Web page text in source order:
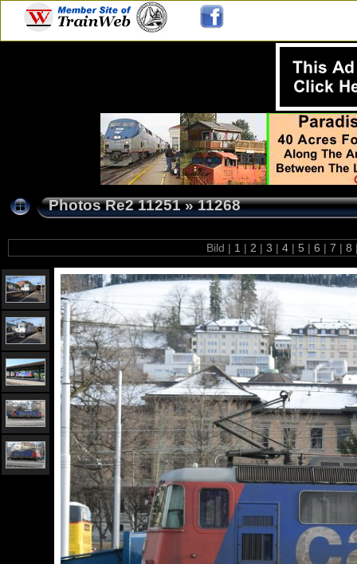
Photos Re2 11251»11268
Bild | 1 | 2 | 3 | 4 | 5 | 6 | 7 | 8